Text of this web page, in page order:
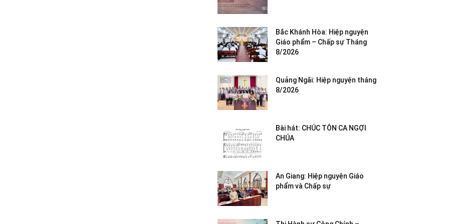
Bắc Khánh Hòa: Hiệp nguyện
Giáo phẩm – Chấp sự Tháng
8/2026
Quảng Ngãi: Hiệp nguyện tháng
8/2026
Bài hát: CHÚC TÔN CA NGỢI
CHÚA
An Giang: Hiệp nguyện Giáo
phẩm và Chấp sự